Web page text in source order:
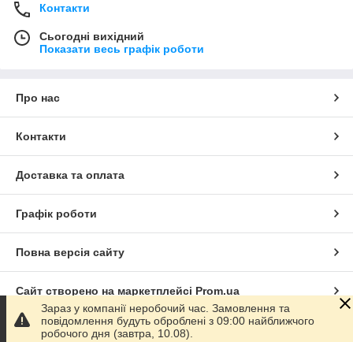
Контакти
Сьогодні вихідний
Показати весь графік роботи
Про нас
Контакти
Доставка та оплата
Графік роботи
Повна версія сайту
Сайт створено на маркетплейсі Prom.ua
Політика конфіденційності
Зараз у компанії неробочий час. Замовлення та
повідомлення будуть оброблені з 09:00 найближчого
робочого дня (завтра, 10.08).